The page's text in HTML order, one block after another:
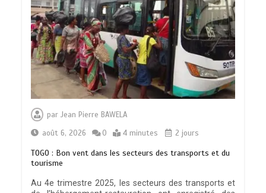
parJean Pierre BAWELA
août 6, 2026
0 4 minutes 2 jours
TOGO : Bon vent dans les secteurs des transports et du
tourisme
Au 4e trimestre 2025, les secteurs des transports et